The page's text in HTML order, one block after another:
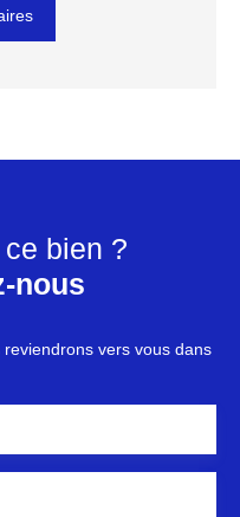
bien ?
nous
vers vous dans